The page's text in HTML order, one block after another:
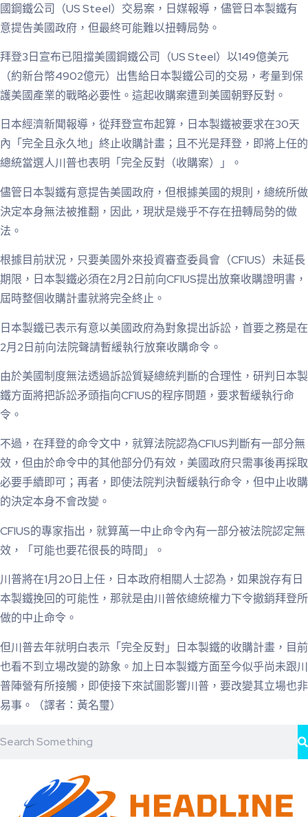
國鋼鐵公司（US Steel）交易案，日媒報導，儘管日本製鐵有
意提告美國政府，但最終可能難以扭轉局勢。
拜登3日宣布已阻擋美國鋼鐵公司（US Steel）以149億美元
（約新台幣4902億元）出售給日本製鐵公司的交易，考量到保
護美國產業的戰略必要性。這起收購案遭到美國朝野反對。
日本經濟新聞報導，從拜登宣布起算，日本製鐵被要求在30天
內「完全且永久地」終止收購計畫；且不光是拜登，即將上任的
總統當選人川普也表明「完全反對（收購案）」。
儘管日本製鐵有意提告美國政府，但根據美國的規則，總統所做
決定本身無法被推翻，因此，現狀是幾乎不存在扭轉局勢的做
法。
根據目前狀況，只要美國外來投資審查委員會（CFIUS）未延長
期限，日本製鐵必須在2月2日前向CFIUS提出放棄收購證明書，
屆時整個收購計畫就將完全終止。
日本製鐵已表示有意以美國政府為對象提出訴訟，首要之務是在
2月2日前向法院聲請暫緩執行放棄收購命令。
由於美國制度無法透過訴訟質疑總統判斷的合理性，研判日本製
鐵方面將把訴訟矛頭指向CFIUS的程序問題，要求暫緩執行命
令。
不過，在拜登的命令文中，就算法院認為CFIUS判斷有一部分無
效，但由於命令中的其他部分仍有效，美國政府只需事後再採取
必要手續即可；再者，即使法院判決暫緩執行命令，但中止收購
的決定本身不會改變。
CFIUS的專家指出，就算萬一中止命令內有一部分被法院認定無
效，「可能也要花很長的時間」。
川普將在1月20日上任，日本政府相關人士認為，如果說存有日
本製鐵挽回的可能性，那就是由川普依總統權力下令撤銷拜登所
做的中止命令。
但川普去年就明白表示「完全反對」日本製鐵的收購計畫，目前
也看不到立場改變的跡象。加上日本製鐵方面至今似乎尚未跟川
普陣營有所接觸，即使接下來試圖影響川普，要改變其立場也非
易事。（譯者：黃名璽）